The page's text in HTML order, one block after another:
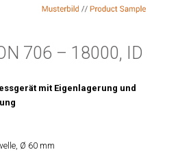
706 – 18000, ID
mit Eigenlagerung und
Ø 60 mm